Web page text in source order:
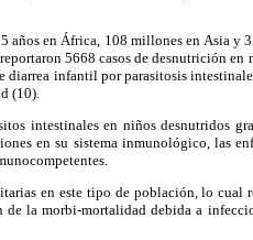
años en África, 108 millones en Asia y
5668 casos de desnutrición en
infantil por parasitosis
(10).
intestinales en niños desnutridos
en su sistema inmunológico, las
en este tipo de población, lo cual
la morbi-mortalidad debida a